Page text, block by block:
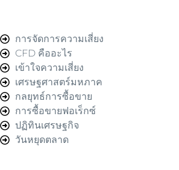
การจัดการความเสี่ยง
CFD คืออะไร
เข้าใจความเสี่ยง
เศรษฐศาสตร์มหภาค
กลยุทธ์การซื้อขาย
การซื้อขายฟอเร็กซ์
ปฏิทินเศรษฐกิจ
วันหยุดตลาด